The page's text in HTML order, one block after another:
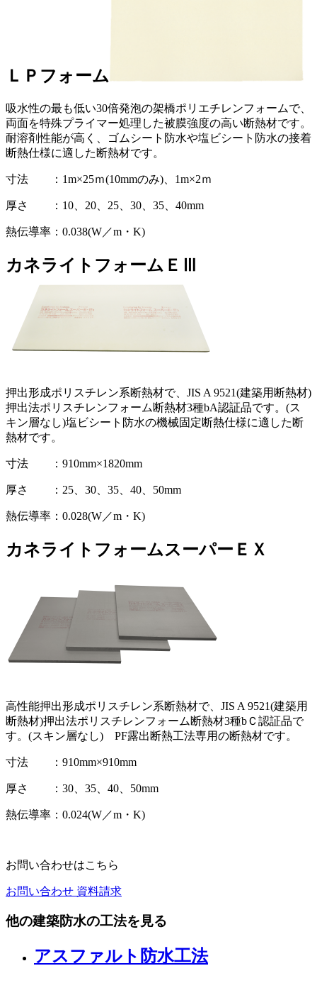
ＬＰフォーム
吸水性の最も低い30倍発泡の架橋ポリエチレンフォームで、
両面を特殊プライマー処理した被膜強度の高い断熱材です。
耐溶剤性能が高く、ゴムシート防水や塩ビシート防水の接着
断熱仕様に適した断熱材です。
寸法 ：1m×25ｍ(10mmのみ)、1m×2ｍ
厚さ ：10、20、25、30、35、40mm
熱伝導率：0.038(W／m・K)
カネライトフォームＥⅢ
押出形成ポリスチレン系断熱材で、JIS A 9521(建築用断熱材)
押出法ポリスチレンフォーム断熱材3種bA認証品です。(ス
キン層なし)塩ビシート防水の機械固定断熱仕様に適した断
熱材です。
寸法 ：910mm×1820mm
厚さ ：25、30、35、40、50mm
熱伝導率：0.028(W／m・K)
カネライトフォームスーパーＥＸ
高性能押出形成ポリスチレン系断熱材で、JIS A 9521(建築用
断熱材)押出法ポリスチレンフォーム断熱材3種bＣ認証品で
す。(スキン層なし) PF露出断熱工法専用の断熱材です。
寸法 ：910mm×910mm
厚さ ：30、35、40、50mm
熱伝導率：0.024(W／m・K)
お問い合わせはこちら
お問い合わせ 資料請求
他の建築防水の工法を見る
アスファルト防水工法